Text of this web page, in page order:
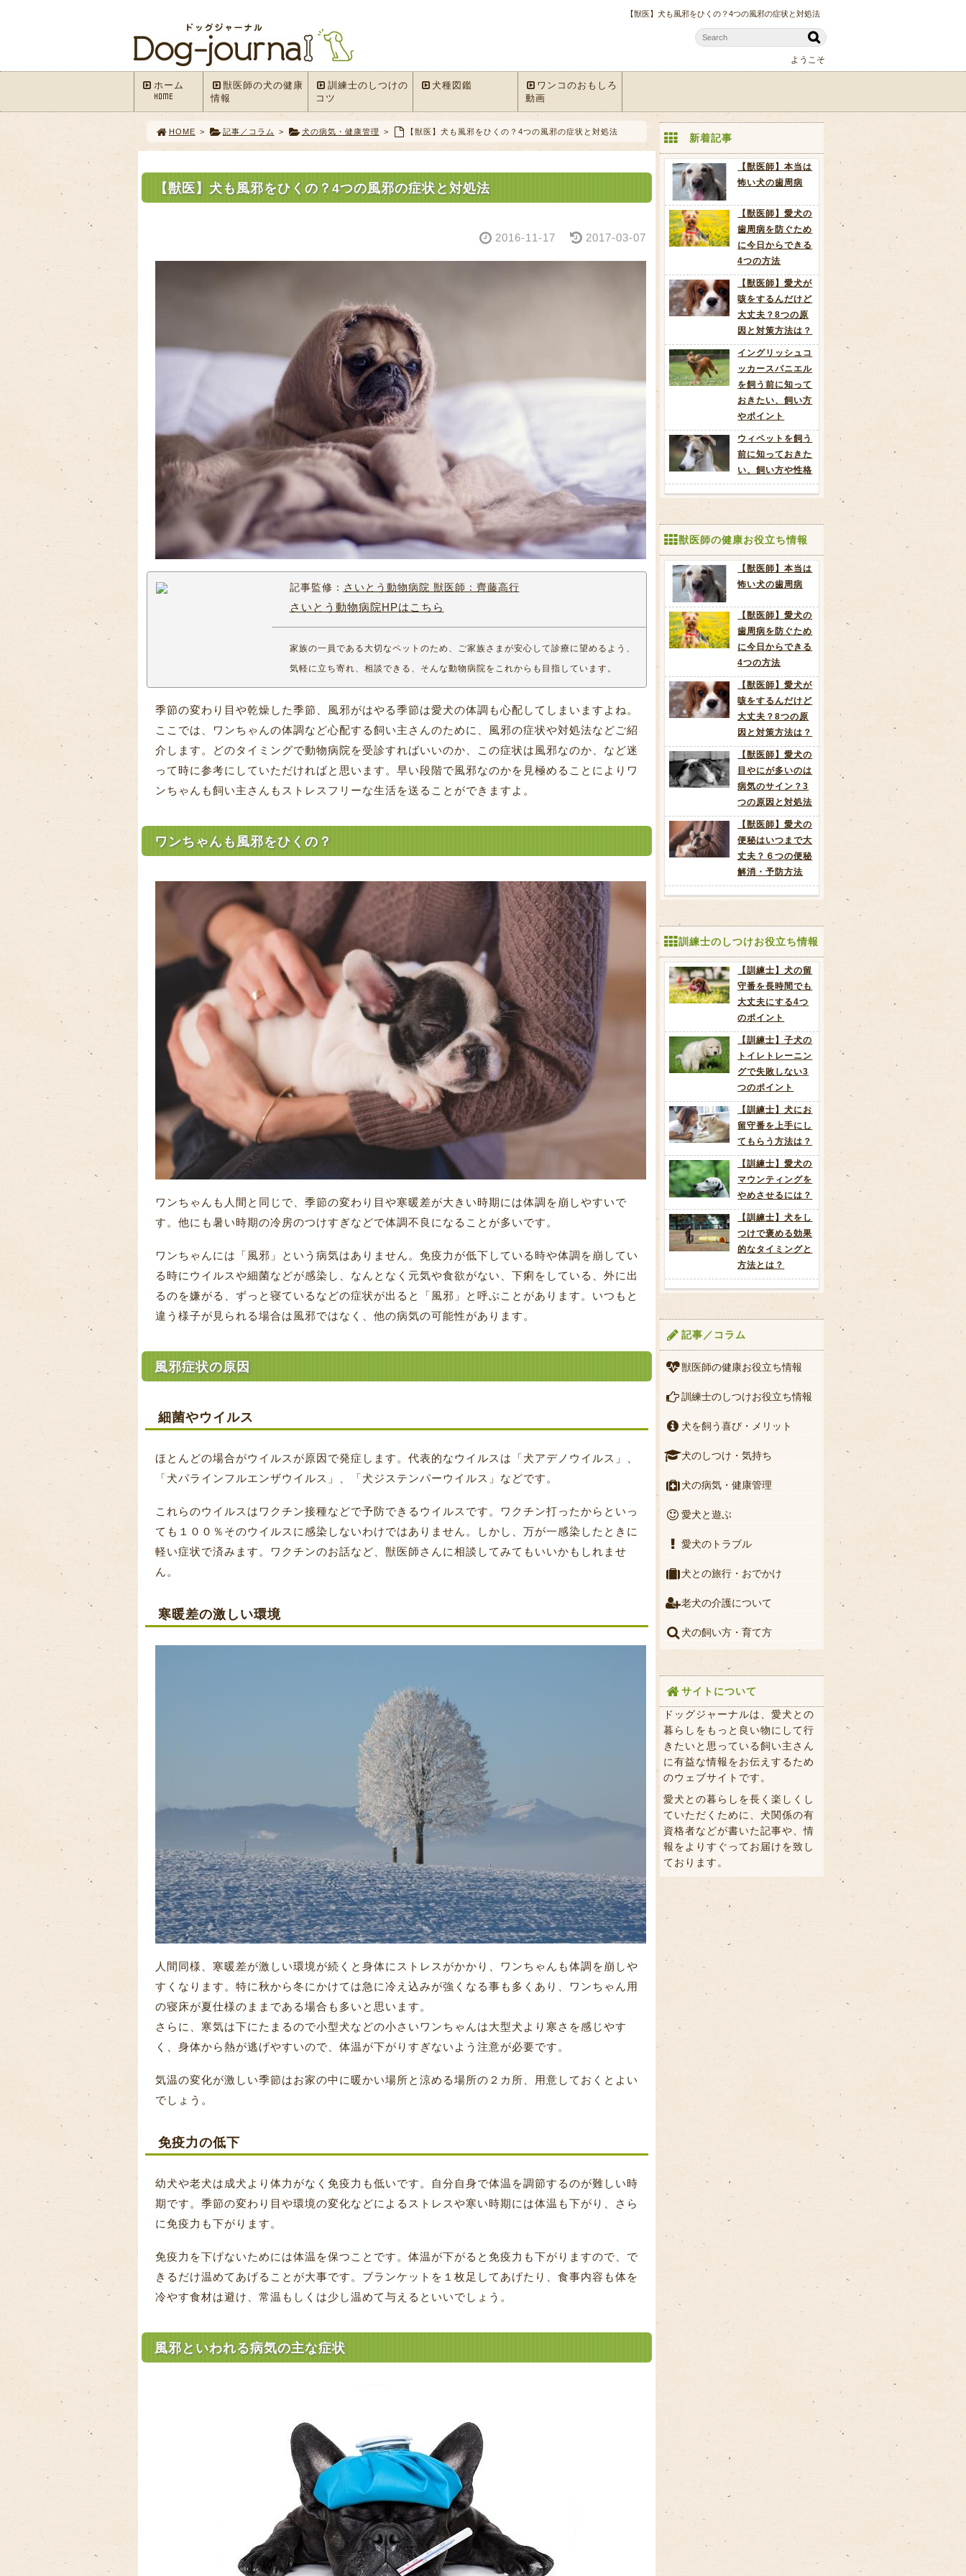
【獣医】犬も風邪をひくの？4つの風邪の症状と対処法
ようこそ
ホーム
HOME
獣医師の犬の健康
情報
訓練士のしつけの
コツ
犬種図鑑
ワンコのおもしろ
動画
HOME > 記事／コラム > 犬の病気・健康管理 > 【獣医】犬も風邪をひくの？4つの風邪の症状と対処法
【獣医】犬も風邪をひくの？4つの風邪の症状と対処法
2016-11-17 2017-03-07
記事監修： さいとう動物病院 獣医師：齊藤高行
さいとう動物病院HPはこちら
家族の一員である大切なペットのため、ご家族さまが安心して診療に望めるよう、
気軽に立ち寄れ、相談できる、そんな動物病院をこれからも目指しています。
季節の変わり目や乾燥した季節、風邪がはやる季節は愛犬の体調も心配してしまいますよね。
ここでは、ワンちゃんの体調など心配する飼い主さんのために、風邪の症状や対処法などご紹
介します。どのタイミングで動物病院を受診すればいいのか、この症状は風邪なのか、など迷
って時に参考にしていただければと思います。早い段階で風邪なのかを見極めることによりワ
ンちゃんも飼い主さんもストレスフリーな生活を送ることができますよ。
ワンちゃんも風邪をひくの？
ワンちゃんも人間と同じで、季節の変わり目や寒暖差が大きい時期には体調を崩しやすいで
す。他にも暑い時期の冷房のつけすぎなどで体調不良になることが多いです。
ワンちゃんには「風邪」という病気はありません。免疫力が低下している時や体調を崩してい
る時にウイルスや細菌などが感染し、なんとなく元気や食欲がない、下痢をしている、外に出
るのを嫌がる、ずっと寝ているなどの症状が出ると「風邪」と呼ぶことがあります。いつもと
違う様子が見られる場合は風邪ではなく、他の病気の可能性があります。
風邪症状の原因
細菌やウイルス
ほとんどの場合がウイルスが原因で発症します。代表的なウイルスは「犬アデノウイルス」、
「犬パラインフルエンザウイルス」、「犬ジステンパーウイルス」などです。
これらのウイルスはワクチン接種などで予防できるウイルスです。ワクチン打ったからといっ
ても１００％そのウイルスに感染しないわけではありません。しかし、万が一感染したときに
軽い症状で済みます。ワクチンのお話など、獣医師さんに相談してみてもいいかもしれませ
ん。
寒暖差の激しい環境
人間同様、寒暖差が激しい環境が続くと身体にストレスがかかり、ワンちゃんも体調を崩しや
すくなります。特に秋から冬にかけては急に冷え込みが強くなる事も多くあり、ワンちゃん用
の寝床が夏仕様のままである場合も多いと思います。
さらに、寒気は下にたまるので小型犬などの小さいワンちゃんは大型犬より寒さを感じやす
く、身体から熱が逃げやすいので、体温が下がりすぎないよう注意が必要です。
気温の変化が激しい季節はお家の中に暖かい場所と涼める場所の２カ所、用意しておくとよい
でしょう。
免疫力の低下
幼犬や老犬は成犬より体力がなく免疫力も低いです。自分自身で体温を調節するのが難しい時
期です。季節の変わり目や環境の変化などによるストレスや寒い時期には体温も下がり、さら
に免疫力も下がります。
免疫力を下げないためには体温を保つことです。体温が下がると免疫力も下がりますので、で
きるだけ温めてあげることが大事です。ブランケットを１枚足してあげたり、食事内容も体を
冷やす食材は避け、常温もしくは少し温めて与えるといいでしょう。
風邪といわれる病気の主な症状
新着記事
【獣医師】本当は
怖い犬の歯周病
【獣医師】愛犬の
歯周病を防ぐため
に今日からできる
4つの方法
【獣医師】愛犬が
咳をするんだけど
大丈夫？8つの原
因と対策方法は？
イングリッシュコ
ッカースパニエル
を飼う前に知って
おきたい、飼い方
やポイント
ウィペットを飼う
前に知っておきた
い、飼い方や性格
獣医師の健康お役立ち情報
【獣医師】本当は
怖い犬の歯周病
【獣医師】愛犬の
歯周病を防ぐため
に今日からできる
4つの方法
【獣医師】愛犬が
咳をするんだけど
大丈夫？8つの原
因と対策方法は？
【獣医師】愛犬の
目やにが多いのは
病気のサイン？3
つの原因と対処法
【獣医師】愛犬の
便秘はいつまで大
丈夫？６つの便秘
解消・予防方法
訓練士のしつけお役立ち情報
【訓練士】犬の留
守番を長時間でも
大丈夫にする4つ
のポイント
【訓練士】子犬の
トイレトレーニン
グで失敗しない3
つのポイント
【訓練士】犬にお
留守番を上手にし
てもらう方法は？
【訓練士】愛犬の
マウンティングを
やめさせるには？
【訓練士】犬をし
つけで褒める効果
的なタイミングと
方法とは？
記事／コラム
獣医師の健康お役立ち情報
訓練士のしつけお役立ち情報
犬を飼う喜び・メリット
犬のしつけ・気持ち
犬の病気・健康管理
愛犬と遊ぶ
愛犬のトラブル
犬との旅行・おでかけ
老犬の介護について
犬の飼い方・育て方
サイトについて
ドッグジャーナルは、愛犬との
暮らしをもっと良い物にして行
きたいと思っている飼い主さん
に有益な情報をお伝えするため
のウェブサイトです。
愛犬との暮らしを長く楽しくし
ていただくために、犬関係の有
資格者などが書いた記事や、情
報をよりすぐってお届けを致し
ております。